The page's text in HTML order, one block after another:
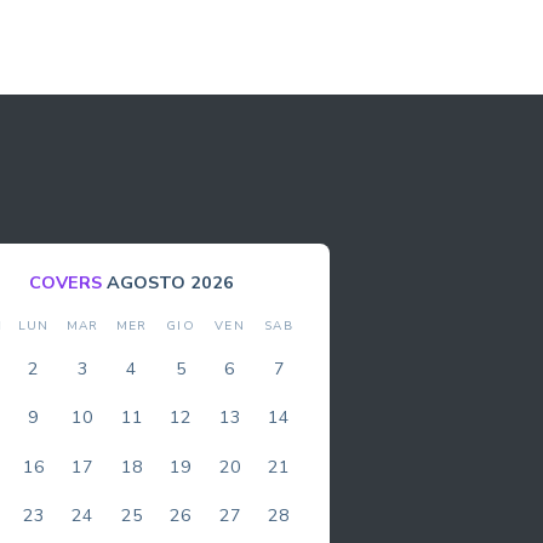
BOLLA AGOSTO 2026
LUN MAR MER GIO VEN SAB
2 3 4 5 6 7
9 10 11 12 13 14
16 17 18 19 20 21
23 24 25 26 27 28